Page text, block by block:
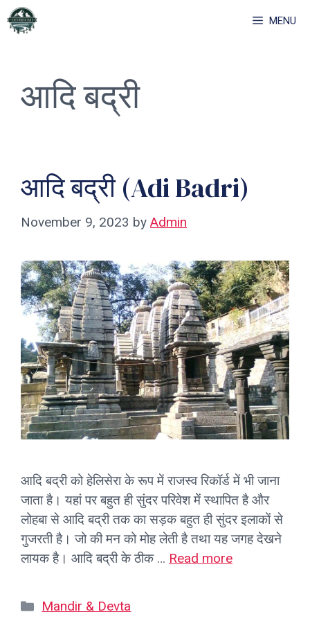
Skip
to
MENU
आदि बद्री
आदि बद्री (Adi Badri)
November 9, 2023 by Admin
आदि बद्री को हेलिसेरा के रूप में राजस्व रिकॉर्ड में भी जाना
जाता है। यहां पर बहुत ही सुंदर परिवेश में स्थापित है और
लोहबा से आदि बद्री तक का सड़क बहुत ही सुंदर इलाकों से
गुजरती है। जो की मन को मोह लेती है तथा यह जगह देखने
लायक है। आदि बद्री के ठीक … Read more
Categories
Mandir & Devta